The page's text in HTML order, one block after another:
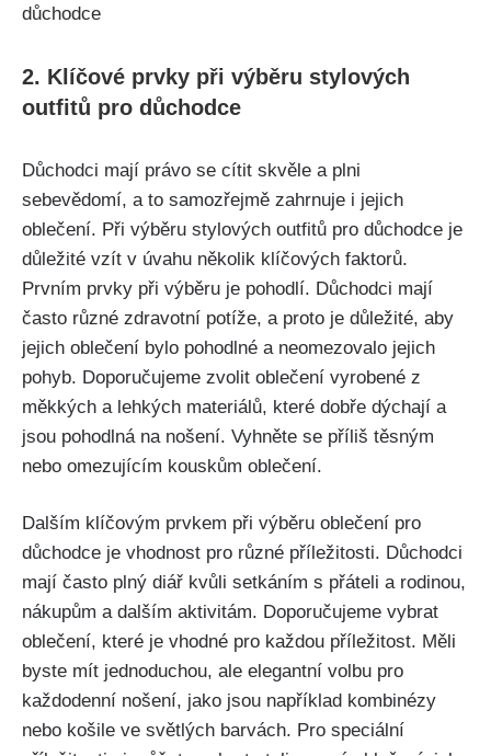
2. Klíčové ⁢prvky při ​výběru stylových
⁤outfitů pro důchodce
Důchodci mají právo se cítit skvěle a plni
⁢sebevědomí, a to samozřejmě zahrnuje i jejich
‍oblečení. Při výběru stylových outfitů pro​ důchodce je
důležité vzít ⁣v úvahu několik klíčových​ faktorů.
Prvním‍ prvky při ‌výběru je pohodlí. Důchodci mají
často různé zdravotní potíže, a proto⁤ je důležité, aby
⁤jejich oblečení ‍bylo ⁢pohodlné a neomezovalo jejich
pohyb. ⁣Doporučujeme zvolit oblečení ⁣vyrobené z
měkkých a lehkých materiálů, které dobře dýchají a
jsou ⁣pohodlná na nošení. Vyhněte ‌se příliš​ těsným
⁢nebo omezujícím ⁢kouskům ‍oblečení.
Dalším klíčovým prvkem při výběru oblečení pro‌
důchodce je⁢ vhodnost pro různé příležitosti. Důchodci
mají často ‌plný diář kvůli setkáním s ⁣přáteli a rodinou,
nákupům ⁤a dalším aktivitám. Doporučujeme vybrat‍
oblečení, které‍ je vhodné pro ⁣každou příležitost. Měli
byste mít jednoduchou,⁢ ale elegantní‌ volbu pro
každodenní nošení, jako jsou například kombinézy
⁢nebo košile ve ⁤světlých barvách.‌ Pro ‍speciální